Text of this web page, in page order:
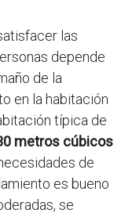
las
depende
de la
en la habitación
típica de
metros cúbicos
de
es bueno
se